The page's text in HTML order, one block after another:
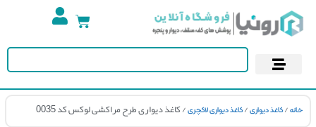
کاغذ دیواری/کاغذ دیواری لاکچری/ کاغذ دیواری طرح مراکشی لوکس کد 0035